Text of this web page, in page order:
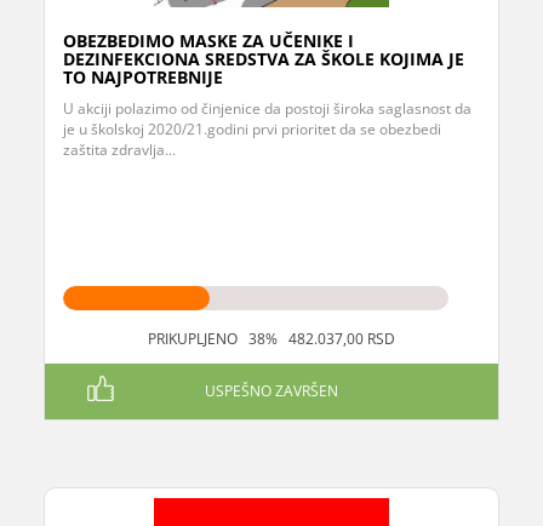
OBEZBEDIMO MASKE ZA UČENIKE I
DEZINFEKCIONA SREDSTVA ZA ŠKOLE KOJIMA JE
TO NAJPOTREBNIJE
U akciji polazimo od činjenice da postoji široka saglasnost da
je u školskoj 2020/21.godini prvi prioritet da se obezbedi
zaštita zdravlja...
PRIKUPLJENO 38% 482.037,00 RSD
USPEŠNO ZAVRŠEN